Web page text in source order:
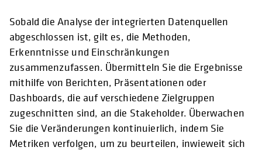
Sobald die Analyse der integrierten Datenquellen
abgeschlossen ist, gilt es, die Methoden,
Erkenntnisse und Einschränkungen
zusammenzufassen. Übermitteln Sie die Ergebnisse
mithilfe von Berichten, Präsentationen oder
Dashboards, die auf verschiedene Zielgruppen
zugeschnitten sind, an die Stakeholder. Überwachen
Sie die Veränderungen kontinuierlich, indem Sie
Metriken verfolgen, um zu beurteilen, inwieweit sich